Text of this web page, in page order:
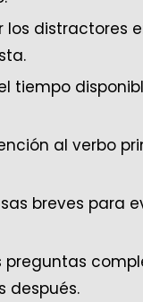
los distractores
tiempo
al verbo
breves para
preguntas
después.